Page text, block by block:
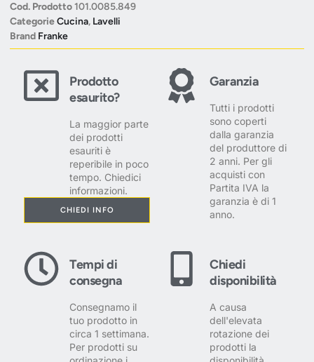
Cod. Prodotto101.0085.849
CategorieCucina, Lavelli
Brand Franke
Prodotto
esaurito?
La maggior parte
dei prodotti
esauriti è
reperibile in poco
tempo. Chiedici
informazioni.
CHIEDI INFO
Garanzia
Tutti i prodotti
sono coperti
dalla garanzia
del produttore di
2 anni. Per gli
acquisti con
Partita IVA la
garanzia è di 1
anno.
Tempi di
consegna
Consegnamo il
tuo prodotto in
circa 1 settimana.
Per prodotti su
Chiedi
disponibilità
A causa
dell'elevata
rotazione dei
prodotti la